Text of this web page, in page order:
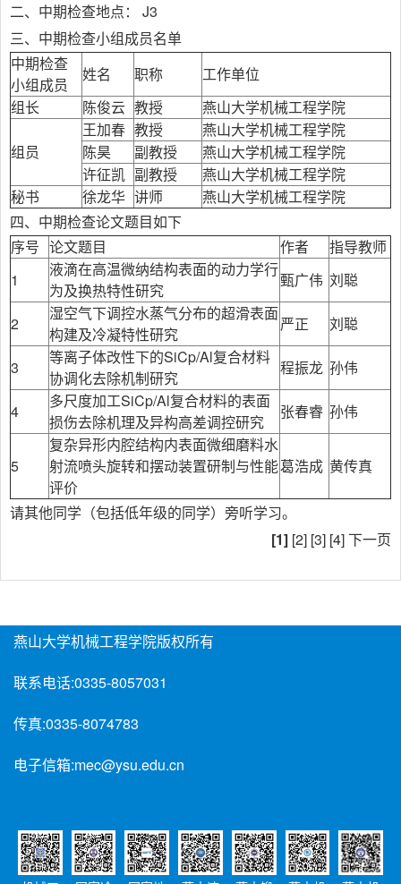
二、中期检查地点： J3
三、中期检查小组成员名单
中期检查
小组成员
姓名 职称
工作单位
组长
陈俊云 教授 燕山大学机械工程学院
组员
王加春 教授
燕山大学机械工程学院
陈昊
副教授
燕山大学机械工程学院
许征凯 副教授
燕山大学机械工程学院
秘书
徐龙华 讲师
燕山大学机械工程学院
四、中期检查论文题目如下
序号 论文题目 作者
指导教师
1
液滴在高温微纳结构表面的动力学行
为及换热特性研究
甄广伟 刘聪
2
湿空气下调控水蒸气分布的超滑表面
构建及冷凝特性研究
严正 刘聪
3
等离子体改性下的SiCp/Al复合材料
协调化去除机制研究
程振龙 孙伟
4
多尺度加工SiCp/Al复合材料的表面
损伤去除机理及异构高差调控研究
张春睿 孙伟
5
复杂异形内腔结构内表面微细磨料水
射流喷头旋转和摆动装置研制与性能
评价
葛浩成 黄传真
请其他同学（包括低年级的同学）旁听学习。
[1] [2] [3] [4]下一页
燕山大学机械工程学院版权所有
联系电话:0335-8057031
传真:0335-8074783
电子信箱:mec@ysu.edu.cn